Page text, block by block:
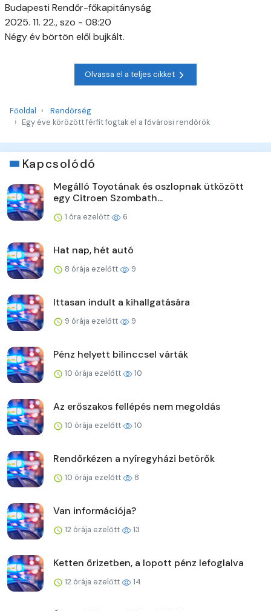
Budapesti Rendőr-főkapitányság
2025. 11. 22., szo - 08:20
Négy év börtön elől bujkált.
Olvassa el a teljes cikket
Főoldal
Rendőrség
Egy éve körözött férfit fogtak el a fővárosi rendőrök
Kapcsolódó
Megálló Toyotának és oszlopnak ütközött
egy Citroen Szombath...
1 óra ezelőtt 6
Hat nap, hét autó
8 órája ezelőtt 9
Ittasan indult a kihallgatására
9 órája ezelőtt 9
Pénz helyett bilinccsel várták
10 órája ezelőtt 10
Az erőszakos fellépés nem megoldás
10 órája ezelőtt 10
Rendőrkézen a nyíregyházi betörők
10 órája ezelőtt 8
Van információja?
12 órája ezelőtt 13
Ketten őrizetben, a lopott pénz lefoglalva
12 órája ezelőtt 14